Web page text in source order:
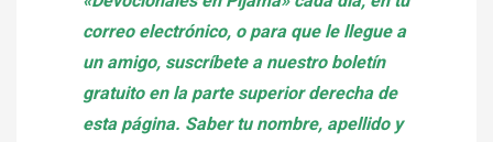
correo electrónico, o para que le llegue a
un amigo, suscríbete a nuestro boletín
gratuito en la parte superior derecha de
esta página. Saber tu nombre, apellido y